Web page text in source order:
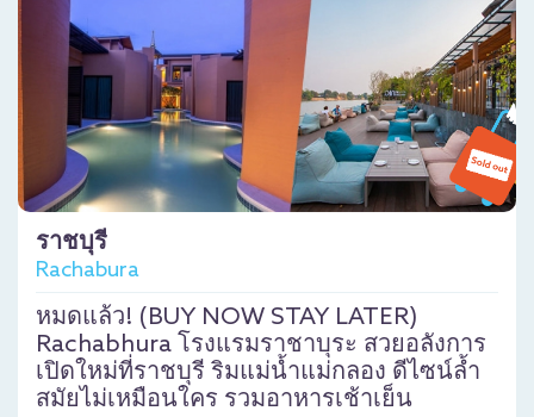
ราชบุรี
Rachabura
หมดแล้ว! (BUY NOW STAY LATER)
Rachabhura โรงแรมราชาบุระ สวยอลังการ
เปิดใหม่ที่ราชบุรี ริมแม่น้ำแม่กลอง ดีไซน์ล้ำ
สมัยไม่เหมือนใคร รวมอาหารเช้าเย็น